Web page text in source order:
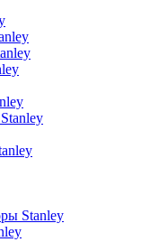
Stanley